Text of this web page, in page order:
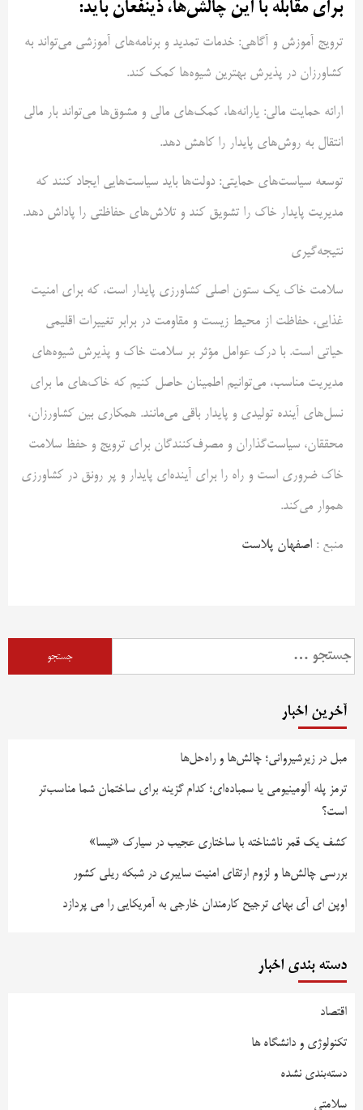
برای مقابله با این چالش‌ها، ذینفعان باید:
ترویج آموزش و آگاهی: خدمات تمدید و برنامه‌های آموزشی می‌تواند به
کشاورزان در پذیرش بهترین شیوه‌ها کمک کند.
ارائه حمایت مالی: یارانه‌ها، کمک‌های مالی و مشوق‌ها می‌تواند بار مالی
انتقال به روش‌های پایدار را کاهش دهد.
توسعه سیاست‌های حمایتی: دولت‌ها باید سیاست‌هایی ایجاد کنند که
مدیریت پایدار خاک را تشویق کند و تلاش‌های حفاظتی را پاداش دهد.
نتیجه‌گیری
سلامت خاک یک ستون اصلی کشاورزی پایدار است، که برای امنیت
غذایی، حفاظت از محیط زیست و مقاومت در برابر تغییرات اقلیمی
حیاتی است. با درک عوامل مؤثر بر سلامت خاک و پذیرش شیوه‌های
مدیریت مناسب، می‌توانیم اطمینان حاصل کنیم که خاک‌های ما برای
نسل‌های آینده تولیدی و پایدار باقی می‌مانند. همکاری بین کشاورزان،
محققان، سیاست‌گذاران و مصرف‌کنندگان برای ترویج و حفظ سلامت
خاک ضروری است و راه را برای آینده‌ای پایدار و پر رونق در کشاورزی
هموار می‌کند.
منبع : اصفهان پلاست
آخرین اخبار
مبل در زیرشیروانی؛ چالش‌ها و راه‌حل‌ها
ترمز پله آلومینیومی یا سمباده‌ای؛ کدام گزینه برای ساختمان شما مناسب‌تر
است؟
کشف یک قمر ناشناخته با ساختاری عجیب در سیارک «نیسا»
بررسی چالش‌ها و لزوم ارتقای امنیت سایبری در شبکه ریلی کشور
اوپن ای آی بهای ترجیح کارمندان خارجی به آمریکایی را می پردازد
دسته بندی اخبار
اقتصاد
تکنولوژی و دانشگاه ها
دسته‌بندی نشده
سلامتی